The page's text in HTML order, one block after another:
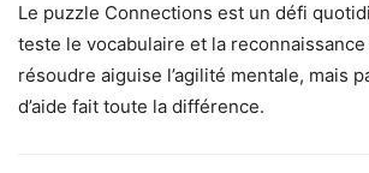
Le puzzle Connections est un défi
teste le vocabulaire et la
résoudre aiguise l’agilité mentale, mais
d’aide fait toute la différence.